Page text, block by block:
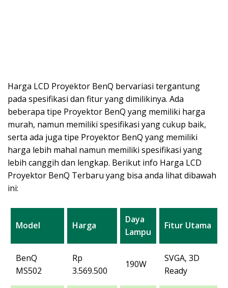
Harga LCD Proyektor BenQ bervariasi tergantung
pada spesifikasi dan fitur yang dimilikinya. Ada
beberapa tipe Proyektor BenQ yang memiliki harga
murah, namun memiliki spesifikasi yang cukup baik,
serta ada juga tipe Proyektor BenQ yang memiliki
harga lebih mahal namun memiliki spesifikasi yang
lebih canggih dan lengkap. Berikut info Harga LCD
Proyektor BenQ Terbaru yang bisa anda lihat dibawah
ini:
Model Harga
Daya
Lampu
Fitur Utama
BenQ
MS502
Rp
3.569.500
190W
SVGA, 3D
Ready